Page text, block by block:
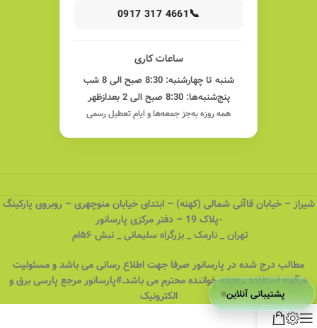
📞
0917 317 4661
ساعات کاری
شنبه تا چهارشنبه: 8:30 صبح الی 8 شب
پنج‌شنبه‌ها: 8:30 صبح الی 2 بعدازظهر
همه روزه به‌جز جمعه‌ها و ایام تعطیل رسمی
شیراز – خیابان قاآنی شمالی (کهنه) – ابتدای خیابان منوچهری – روبروی پارکینگ
-پلاک 19 – دفتر مرکزی پارسانور
تهران _ نارمک _ بزرگراه سلیمانی _ نبش ۵۶ام
مطالب درج شده در پارسانور صرفا جهت اطلاع رسانی می باشد و مسئولیت
هرگونه استفاده برعهده خواننده محترم می باشد.#پارسانور مرجع پارسی برق و
الکترونیک
پشتیبانی آنلاین